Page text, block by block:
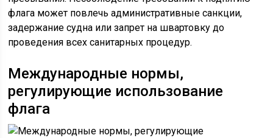
флага может повлечь административные санкции,
задержание судна или запрет на швартовку до
проведения всех санитарных процедур.
Международные нормы,
регулирующие использование
флага